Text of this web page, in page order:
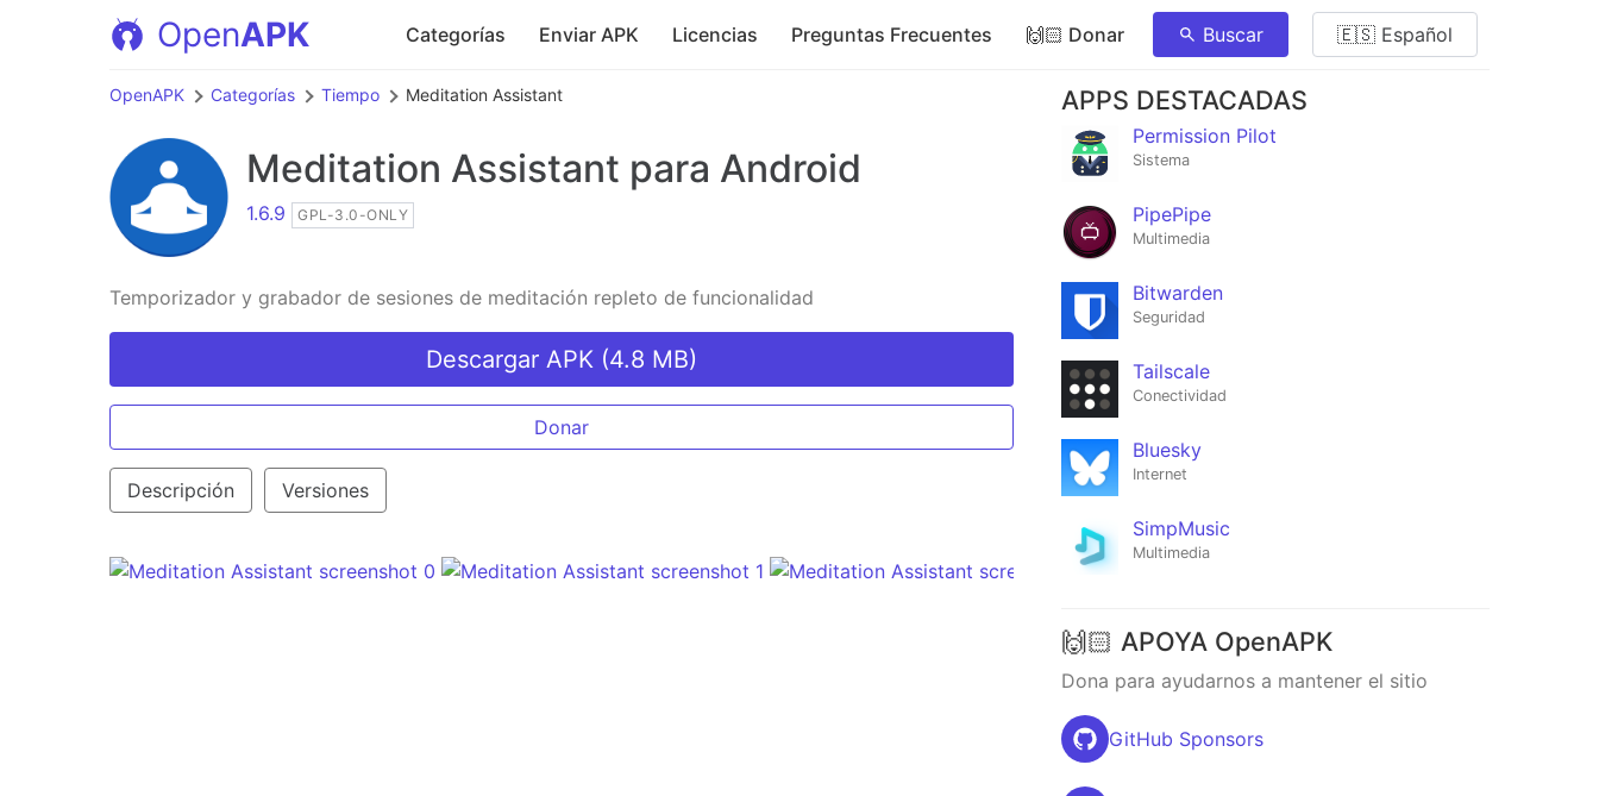
OpenAPK Categorías Enviar APK Licencias Preguntas Frecuentes 🙌🏻 Donar Buscar 🇪🇸 Español
OpenAPK Categorías Tiempo Meditation Assistant
Meditation Assistant para Android
1.6.9 GPL-3.0-ONLY
Temporizador y grabador de sesiones de meditación repleto de funcionalidad
Descargar APK (4.8 MB)
Donar
Descripción Versiones
APPS DESTACADAS
Permission Pilot
Sistema
PipePipe
Multimedia
Bitwarden
Seguridad
Tailscale
Conectividad
Bluesky
Internet
SimpMusic
Multimedia
🙌🏻 APOYA OpenAPK
Dona para ayudarnos a mantener el sitio
GitHub Sponsors